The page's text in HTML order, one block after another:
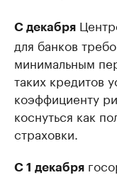
С декабря
для банков
минимальным
таких кредитов
коэффициенту
коснуться как
страховки.
С 1 декабря